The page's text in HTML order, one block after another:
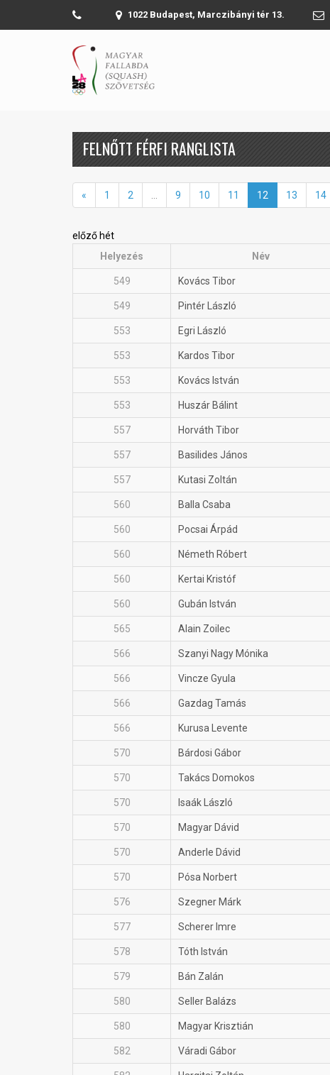
1022 Budapest, Marczibányi tér 13.
FELNŐTT FÉRFI RANGLISTA
« 1 2 9 10 11 12 13 14
előző hét
Helyezés
Név
549 Kovács Tibor
549 Pintér László
553 Egri László
553 Kardos Tibor
553 Kovács István
553 Huszár Bálint
557 Horváth Tibor
557 Basilides János
557 Kutasi Zoltán
560 Balla Csaba
560 Pocsai Árpád
560 Németh Róbert
560 Kertai Kristóf
560 Gubán István
565 Alain Zoilec
566 Szanyi Nagy Mónika
566 Vincze Gyula
566 Gazdag Tamás
566 Kurusa Levente
570 Bárdosi Gábor
570 Takács Domokos
570 Isaák László
570 Magyar Dávid
570 Anderle Dávid
570 Pósa Norbert
576 Szegner Márk
577 Scherer Imre
578 Tóth István
579 Bán Zalán
580 Seller Balázs
580 Magyar Krisztián
582 Váradi Gábor